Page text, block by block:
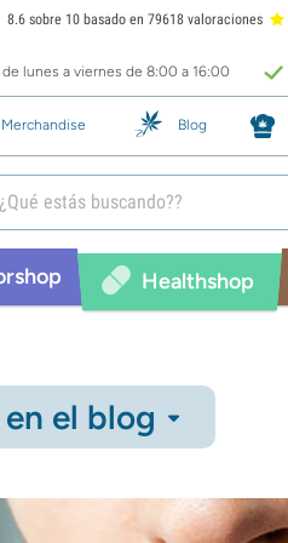
8.6 sobre 10 basado en 79618 valoraciones
lunes a viernes de 8:00 a 16:00
Merchandise Blog
Healthshop
el blog